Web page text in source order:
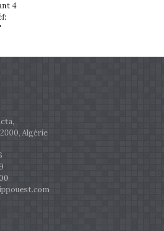
4
Algérie